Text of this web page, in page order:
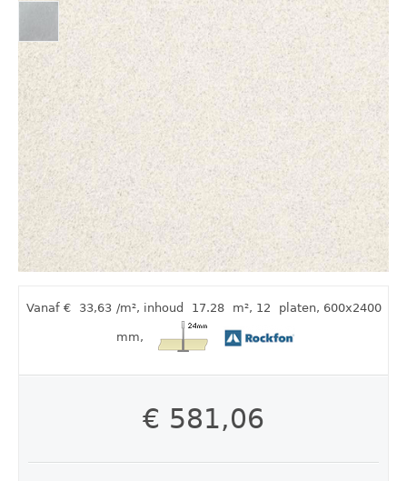
Vanaf € 33,63 /m², inhoud 17.28 m², 12 platen, 600x2400
mm,
€ 581,06